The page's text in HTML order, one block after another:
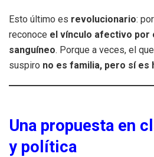
Esto último es revolucionario:
reconoce el vínculo afectivo por
sanguíneo. Porque a veces, el
suspiro no es familia, pero sí es
Una propuesta en
y política